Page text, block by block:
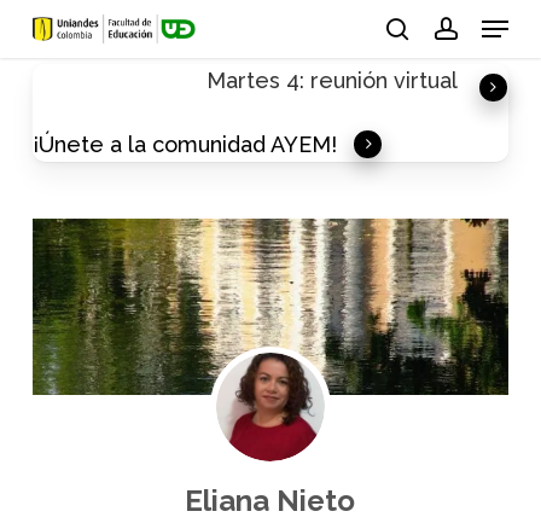
Skip
Menu
Martes 4: reunión virtual
¡Únete a la comunidad AYEM!
Eliana Nieto